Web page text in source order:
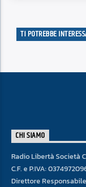
TI POTREBBE
CHI SIAMO
Radio Libertà Società
C.F. e P.IVA:
Direttore